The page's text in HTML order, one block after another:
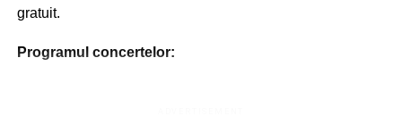
gratuit.
Programul concertelor: